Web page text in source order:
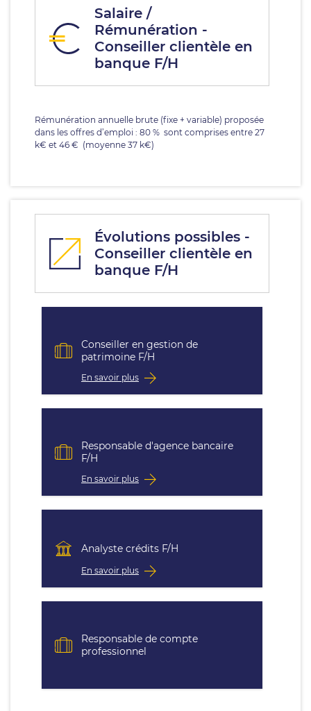
Salaire /
Rémunération -
Conseiller clientèle en
banque F/H
Rémunération annuelle brute (fixe + variable) proposée
dans les offres d’emploi : 80 % sont comprises entre 27
k€ et 46 € (moyenne 37 k€)
Évolutions possibles -
Conseiller clientèle en
banque F/H
Conseiller en gestion de
patrimoine F/H
En savoir plus
Responsable d'agence bancaire
F/H
En savoir plus
Analyste crédits F/H
En savoir plus
Responsable de compte
professionnel